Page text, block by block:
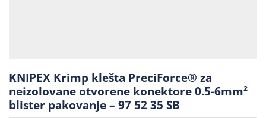
KNIPEX Krimp klešta PreciForce® za
neizolovane otvorene konektore 0.5-6mm²
blister pakovanje – 97 52 35 SB